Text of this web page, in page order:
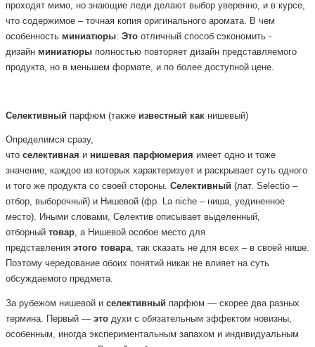
проходят мимо, но знающие леди делают выбор уверенно, и в курсе,
что содержимое – точная копия оригинального аромата. В чем
особенность миниатюры: Это отличный способ сэкономить -
дизайн миниатюры полностью повторяет дизайн представляемого
продукта, но в меньшем формате, и по более доступной цене.
Селективный парфюм (также известный как нишевый)
Определимся сразу,
что селективная и нишевая парфюмерия имеет одно и тоже
значение, каждое из которых характеризует и раскрывает суть одного
и того же продукта со своей стороны. Селективный (лат. Selectio –
отбор, выборочный) и Нишевой (фр. La niche – ниша, уединенное
место). Иными словами, Селектив описывает выделенный,
отборный товар, а Нишевой особое место для
представления этого товара, так сказать не для всех – в своей нише.
Поэтому чередование обоих понятий никак не влияет на суть
обсуждаемого предмета.
За рубежом нишевой и селективный парфюм — скорее два разных
термина. Первый — это духи с обязательным эффектом новизны,
особенным, иногда экспериментальным запахом и индивидуальным